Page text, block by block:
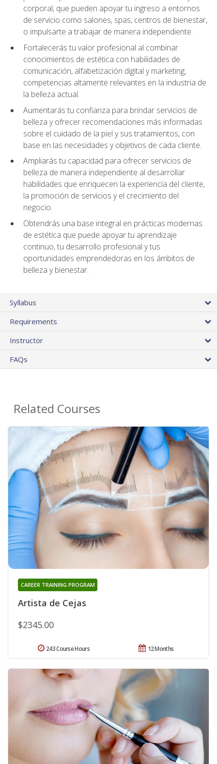
corporal, que pueden apoyar tu ingreso a entornos
de servicio como salones, spas, centros de bienestar,
o impulsarte a trabajar de manera independiente.
Fortalecerás tu valor profesional al combinar
conocimientos de estética con habilidades de
comunicación, alfabetización digital y marketing,
competencias altamente relevantes en la industria de
la belleza actual.
Aumentarás tu confianza para brindar servicios de
belleza y ofrecer recomendaciones más informadas
sobre el cuidado de la piel y sus tratamientos, con
base en las necesidades y objetivos de cada cliente.
Ampliarás tu capacidad para ofrecer servicios de
belleza de manera independiente al desarrollar
habilidades que enriquecen la experiencia del cliente,
la promoción de servicios y el crecimiento del
negocio.
Obtendrás una base integral en prácticas modernas
de estética que puede apoyar tu aprendizaje
continuo, tu desarrollo profesional y tus
oportunidades emprendedoras en los ámbitos de
belleza y bienestar.
Syllabus
Requirements
Instructor
FAQs
Related Courses
Artista de Cejas
CAREER TRAINING PROGRAM
$2345.00
12 Months
243 Course Hours